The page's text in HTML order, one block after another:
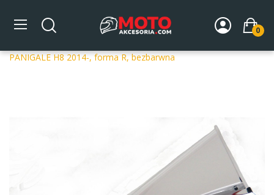
0
Strona główna DLA MOTOCYKLA Szyby
Szyby
PANIGALE H8 2014-, forma R, bezbarwna